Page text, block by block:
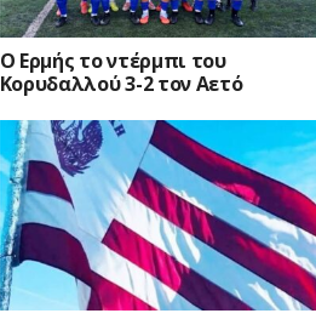
Ο Ερμής το ντέρμπι του
Κορυδαλλού 3-2 τον Αετό